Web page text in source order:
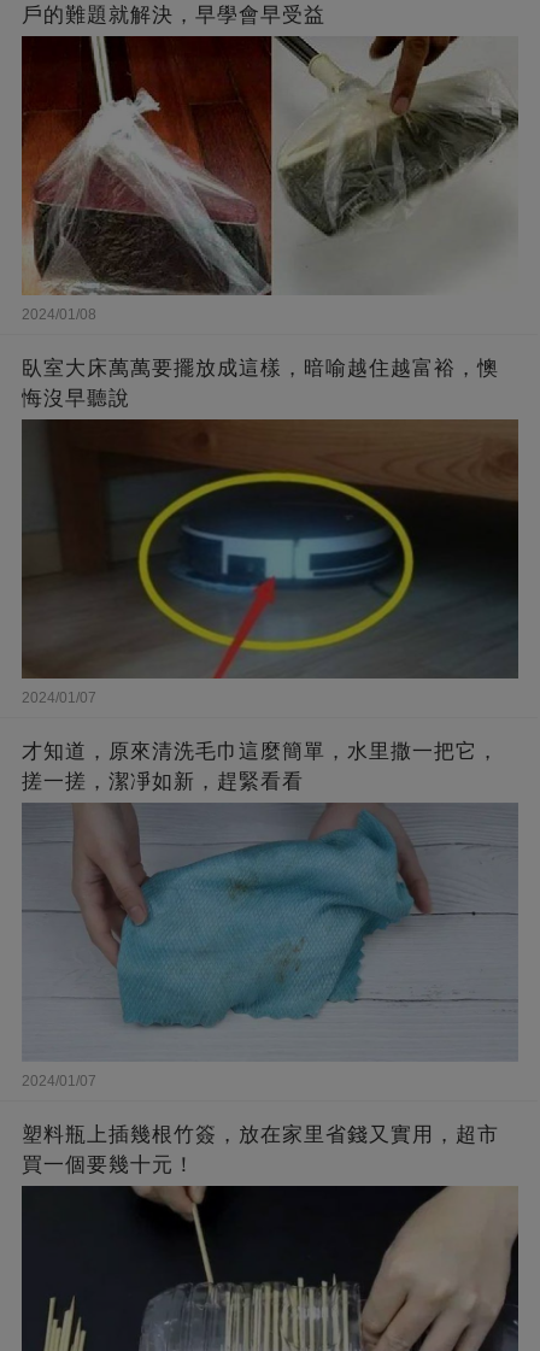
戶的難題就解決，早學會早受益
2024/01/08
臥室大床萬萬要擺放成這樣，暗喻越住越富裕，懊
悔沒早聽說
2024/01/07
才知道，原來清洗毛巾這麼簡單，水里撒一把它，
搓一搓，潔凈如新，趕緊看看
2024/01/07
塑料瓶上插幾根竹簽，放在家里省錢又實用，超市
買一個要幾十元！